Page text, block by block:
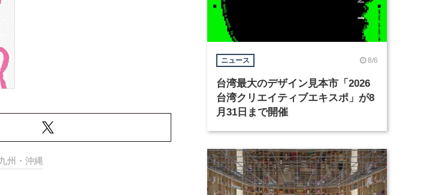
州・沖縄
ニュース 8/6
台湾最大のデザイン見本市「2026
台湾クリエイティブエキスポ」が8
月31日まで開催